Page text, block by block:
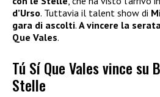
d’Urso. Tuttavia il talent show di
gara di ascolti. A vincere la
Que Vales.
Tú Sí Que Vales vince su
Stelle